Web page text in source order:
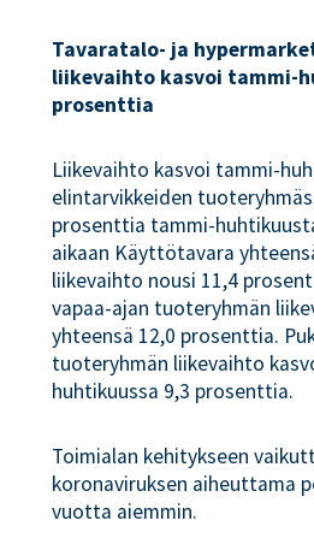
Tavaratalo- ja
liikevaihto kasvoi tammi-
prosenttia
Liikevaihto kasvoi tammi-
elintarvikkeiden
prosenttia tammi-
aikaan Käyttötavara
liikevaihto nousi 11,4
vapaa-ajan tuoteryhmän
yhteensä 12,0 prosenttia.
tuoteryhmän liikevaihto
huhtikuussa 9,3 prosenttia.
Toimialan kehitykseen
koronaviruksen aiheuttama
vuotta aiemmin.